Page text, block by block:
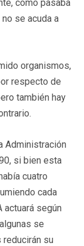
como pasaba
se acuda a
organismos,
respecto de
también hay
Administración
si bien esta
cuatro
cada
actuará según
se
su